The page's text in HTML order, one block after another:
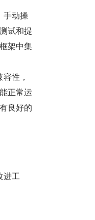
手动操
试和提
架中集
性，
正常运
良好的
进工